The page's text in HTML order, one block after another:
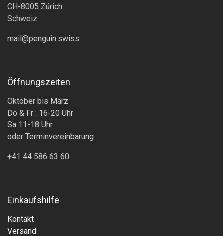
CH-8005 Zürich
Schweiz
mail@penguin.swiss
Öffnungszeiten
Oktober bis März
Do & Fr : 16-20 Uhr
Sa 11-18 Uhr
oder Terminvereinbarung
+41 44 586 63 60
Einkaufshilfe
Kontakt
Versand